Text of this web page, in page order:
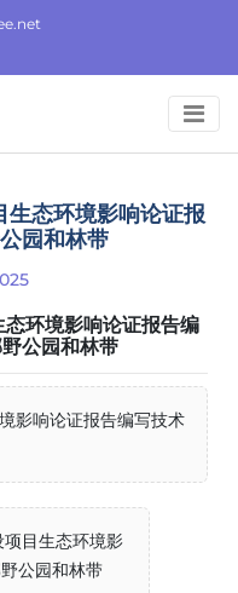
态环境影响论证报
园和林带
环境影响论证报告编
公园和林带
影响论证报告编写技术
目生态环境影
公园和林带